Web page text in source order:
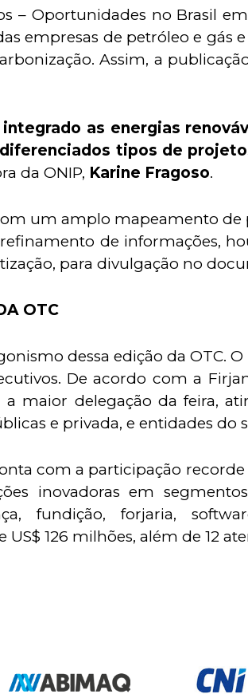
– Oportunidades no Brasil
empresas de petróleo e gás
Assim, a
as energias
tipos de
da ONIP, Karine Fragoso.
um amplo mapeamento
de informações,
para divulgação no
OTC
dessa edição da OTC.
De acordo com a
a maior delegação da feira,
e privada, e entidades
com a participação
inovadoras em
fundição, forjaria,
US$ 126 milhões, além de 12